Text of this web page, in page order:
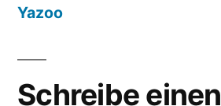
Yazoo
Schreibe einen